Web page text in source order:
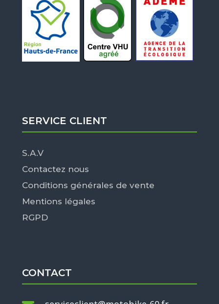
SERVICE CLIENT
S.A.V
Contactez nous
Conditions générales de vente
Mentions légales
RGPD
CONTACT